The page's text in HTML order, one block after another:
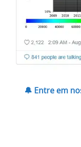
🔔 Entre em